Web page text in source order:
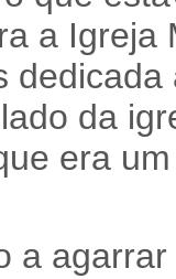
a Igreja
da
era
a